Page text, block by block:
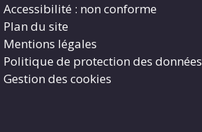
Accessibilité : non conforme
Plan du site
Mentions légales
Politique de protection des données
Gestion des cookies